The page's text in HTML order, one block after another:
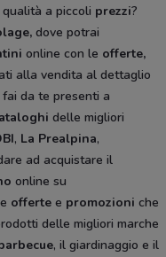
a piccoli prezzi?
, dove potrai
online con le offerte,
alla vendita al dettaglio
da te presenti a
delle migliori
, La Prealpina,
ad acquistare il
online su
offerte e promozioni che
delle migliori marche
, il giardinaggio e il